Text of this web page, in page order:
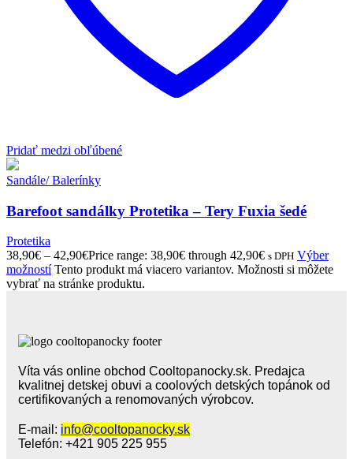
Pridať medzi obľúbené
Sandále/ Balerínky
Barefoot sandálky Protetika – Tery Fuxia šedé
Protetika
38,90€ – 42,90€Price range: 38,90€ through 42,90€ s DPH Výber
možností Tento produkt má viacero variantov. Možnosti si môžete
vybrať na stránke produktu.
Víta vás online obchod Cooltopanocky.sk. Predajca
kvalitnej detskej obuvi a coolových detských topánok od
certifikovaných a renomovaných výrobcov.
E-mail: info@cooltopanocky.sk
Telefón: +421 905 225 955